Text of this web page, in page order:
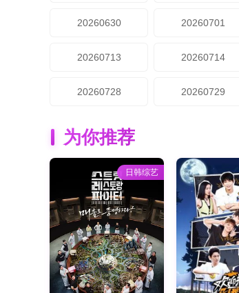
20260630 20260701
20260713 20260714
20260728 20260729
为你推荐
日韩综艺